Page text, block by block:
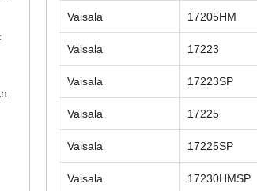
Vaisala 17205HM
Vaisala 17223
Vaisala 17223SP
Vaisala 17225
Vaisala 17225SP
Vaisala 17230HMSP